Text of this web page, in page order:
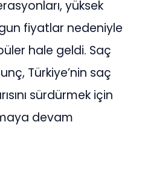
yüksek
fiyatlar nedeniyle
hale geldi. Saç
Türkiye’nin saç
sürdürmek için
devam